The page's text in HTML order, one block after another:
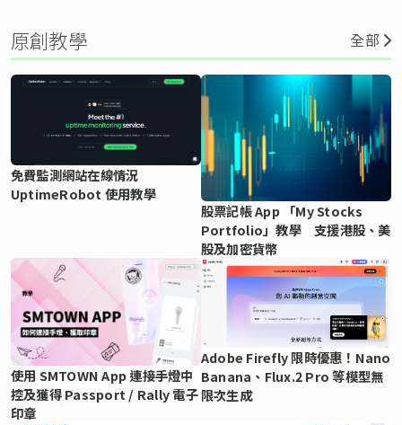
原創教學 全部
免費監測網站在線情況
UptimeRobot 使用教學
股票記帳 App 「My Stocks
Portfolio」教學 支援港股、美
股及加密貨幣
使用 SMTOWN App 連接手燈中
控及獲得 Passport / Rally 電子
印章
Adobe Firefly 限時優惠！Nano
Banana、Flux.2 Pro 等模型無
限次生成